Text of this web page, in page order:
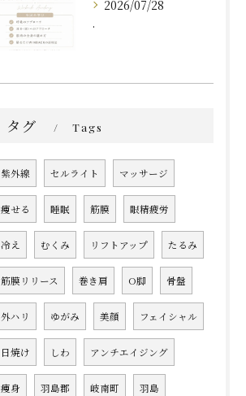
2026/07/28
.
タグ Tags
紫外線 セルライト マッサージ
痩せる 睡眠 筋膜 眼精疲労
冷え むくみ リフトアップ たるみ
筋膜リリース 巻き肩 O脚 骨盤
外ハリ ゆがみ 美顔 フェイシャル
日焼け しわ アンチエイジング
痩身 羽島郡 岐南町 羽島